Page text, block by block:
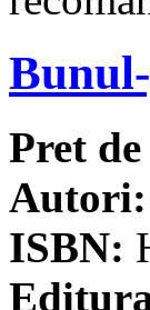
Pret
Autori:
ISBN: